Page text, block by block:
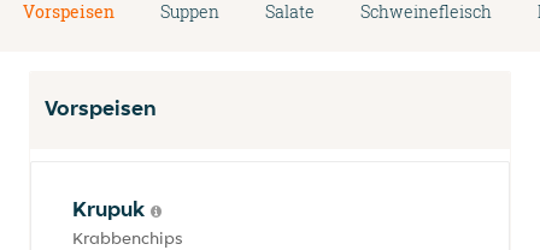
Vorspeisen Suppen Salate Schweinefleisch
Vorspeisen
Krupuk
Krabbenchips